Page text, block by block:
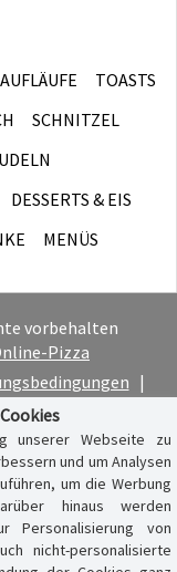
AUFLÄUFE
TOASTS
SCHNITZEL
DESSERTS & EIS
MENÜS
vorbehalten
Pizza
|
unserer Webseite zu
und um Analysen
um die Werbung
hinaus werden
Personalisierung von
nicht-personalisierte